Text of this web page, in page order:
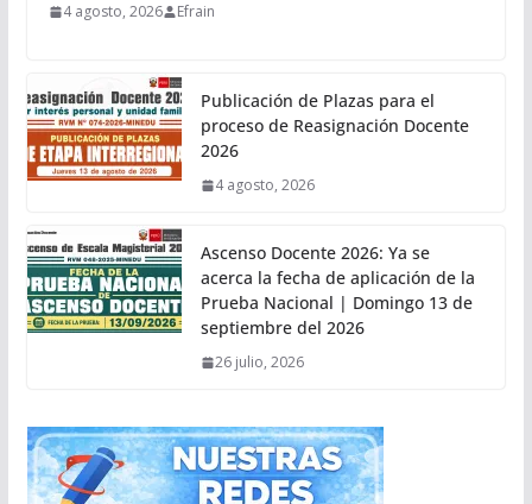
4 agosto, 2026 Efrain
Publicación de Plazas para el
proceso de Reasignación Docente
2026
4 agosto, 2026
Ascenso Docente 2026: Ya se
acerca la fecha de aplicación de la
Prueba Nacional | Domingo 13 de
septiembre del 2026
26 julio, 2026